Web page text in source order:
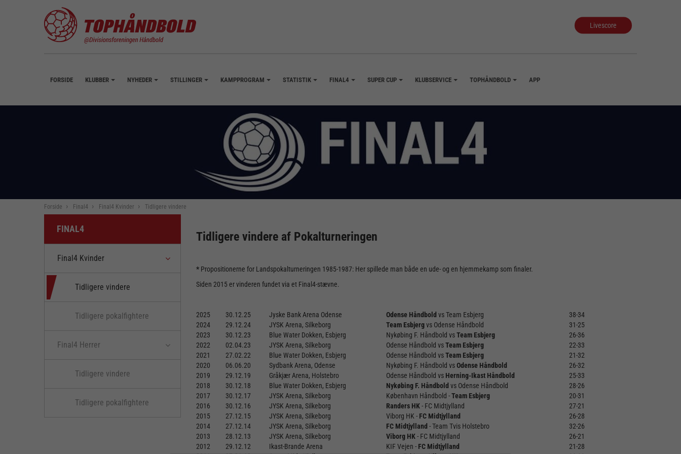
Livescore
FORSIDE KLUBBER NYHEDER STILLINGER KAMPPROGRAM STATISTIK FINAL4 SUPER CUP KLUBSERVICE TOPHÅNDBOLD APP
Forside Final4 Final4 Kvinder Tidligere vindere
FINAL4
Final4 Kvinder
Tidligere vindere
Tidligere pokalfightere
Final4 Herrer
Tidligere vindere
Tidligere pokalfightere
Tidligere vindere af Pokalturneringen
* Propositionerne for Landspokalturneringen 1985-1987: Her spillede man både en ude- og en hjemmekamp som finaler.
Siden 2015 er vinderen fundet via et Final4-stævne.
2025 30.12.25 Jyske Bank Arena Odense Odense Håndbold vs Team Esbjerg
38-34
2024
29.12.24 JYSK Arena, Silkeborg Team Esbjergvs Odense Håndbold
31-25
2023
30.12.23 Blue Water Dokken, Esbjerg Nykøbing F. Håndbold vsTeam Esbjerg
26-36
2022
02.04.23 JYSK Arena, Silkeborg Odense Håndbold vsTeam Esbjerg
22-33
2021
27.02.22 Blue Water Dokken, Esbjerg Odense Håndbold vsTeam Esbjerg
21-32
2020
06.06.20 Sydbank Arena, Odense Nykøbing F. Håndbold vsOdense Håndbold
26-32
2019
29.12.19 Gråkjær Arena, Holstebro Odense Håndbold vs Herning-Ikast Håndbold
25-33
2018
30.12.18 Blue Water Dokken, Esbjerg Nykøbing F. Håndbold vs Odense Håndbold
28-26
2017
30.12.17 JYSK Arena, Silkeborg København Håndbold -Team Esbjerg
20-31
2016
30.12.16 JYSK Arena, Silkeborg Randers HK- FC Midtjylland
27-21
2015
27.12.15 JYSK Arena, Silkeborg Viborg HK - FC Midtjylland
26-28
2014
27.12.14 JYSK Arena, Silkeborg FC Midtjylland - Team Tvis Holstebro
32-26
2013
28.12.13 JYSK Arena, Silkeborg Viborg HK- FC Midtjylland
26-21
2012
29.12.12 Ikast-Brande Arena KIF Vejen - FC Midtjylland
21-28